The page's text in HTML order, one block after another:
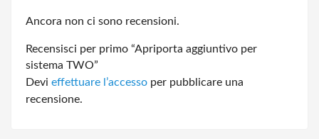
Ancora non ci sono recensioni.
Recensisci per primo “Apriporta aggiuntivo per
sistema TWO”
Devi effettuare l’accesso per pubblicare una
recensione.